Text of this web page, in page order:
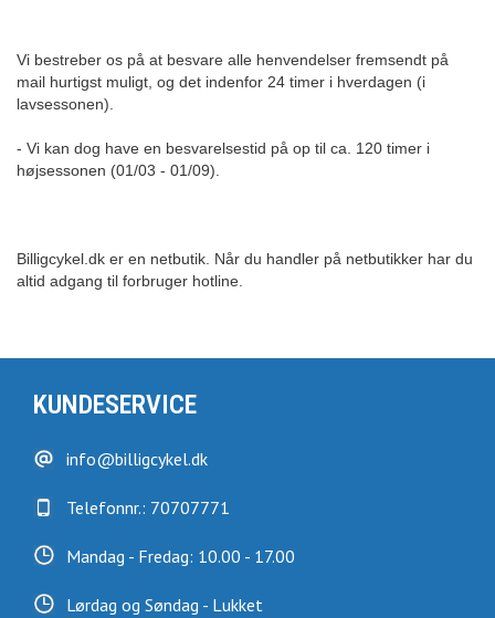
Vi bestreber os på at besvare alle henvendelser fremsendt på
mail hurtigst muligt, og det indenfor 24 timer i hverdagen (i
lavsessonen).
- Vi kan dog have en besvarelsestid på op til ca. 120 timer i
højsessonen (01/03 - 01/09).
Billigcykel.dk er en netbutik. Når du handler på netbutikker har du
altid adgang til forbruger hotline.
KUNDESERVICE
info@billigcykel.dk
Telefonnr.: 70707771
Mandag - Fredag: 10.00 - 17.00
Lørdag og Søndag - Lukket